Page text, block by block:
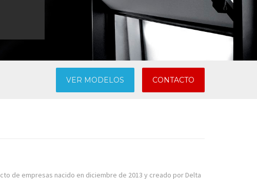
VER MODELOS CONTACTO
de empresas nacido en diciembre de 2013 y creado por Delta